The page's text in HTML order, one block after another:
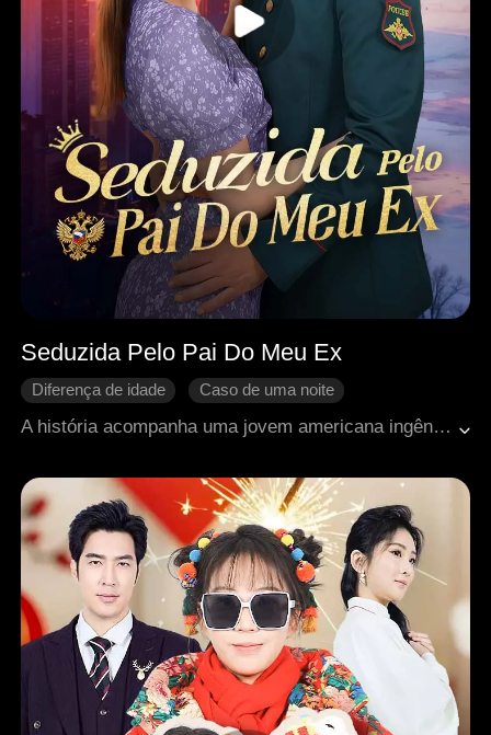
Seduzida Pelo Pai Do Meu Ex
Diferença de idade
Caso de uma noite
Se apaixonando
Romance moderno
A história acompanha uma jovem americana ingênua que viaja à Rússia em busca do marido, apenas para descobrir que ele é um famoso mulherengo. Sozinha e em perigo em um país estrangeiro, ela é salva por um general russo. Aos poucos, o medo dá lugar à admiração e ao afeto. Até que uma reviravolta revela que o general por quem ela se apaixona é o pai de seu ex-marido. Para onde esse amor proibido os levará?